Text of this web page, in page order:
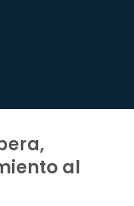
al